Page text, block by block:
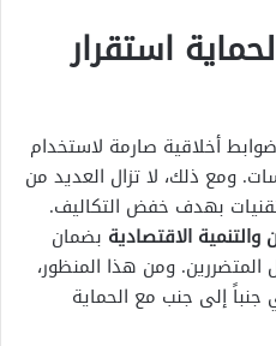
استقرار
أخلاقية صارمة لاستخدام
ومع ذلك، لا تزال العديد من
بهدف خفض التكاليف.
الاقتصادية بضمان
ومن هذا المنظور،
جنباً إلى جنب مع الحماية